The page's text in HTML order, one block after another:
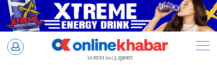
Skip
२२ साउन २०८३, शुक्रबार